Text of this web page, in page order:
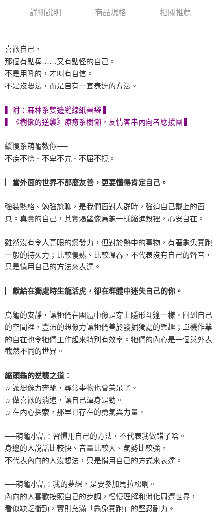
每筆NT$100，滿NT$499(含以上)免運費
詳細說明 商品規格 相關推薦
喜歡自己，
那個有點棒……又有點怪的自己。
不是用吼的，才叫有自信。
不是沒想法，而是自有一套表達的方法。
▍附：森林系雙邊縫線紙書袋 ▍
▍《樹懶的逆襲》療癒系樹懶，友情客串內向者應援團 ▍
緩慢系萌龜教你──
不疾不徐．不卑不亢．不屈不撓。
▏當外面的世界不那麼友善，更要懂得肯定自己。
強裝熱絡、勉強尬聊，是我們面對人群時，強迫自己戴上的面
具。真實的自己，其實渴望像烏龜一樣縮進殼裡，心安自在。
雖然沒有令人亮眼的爆發力，但對於熱中的事物，有著龜兔賽跑
一般的持久力；比較慢熟、比較溫吞，不代表沒有自己的聲音，
只是慣用自己的方法來表達。
▏獻給在獨處時生龍活虎，卻在群體中迷失自己的你。
烏龜的安靜，讓牠們在團體中像是穿上隱形斗篷一樣。回到自己
的空間裡，豐沛的想像力讓牠們善於發掘獨處的樂趣；單機作業
的自在也令牠們工作起來特別有效率。牠們的內心是一個與外表
截然不同的世界。
縮頭龜的逆襲之道：
♫ 讓想像力奔馳，尋常事物也會美呆了。
♫ 做喜歡的消遣，讓自己渾身是勁。
♫ 在內心探索，那早已存在的勇氣與力量。
──萌龜小語：習慣用自己的方法，不代表我做錯了啥。
身邊的人說話比較快、音量比較大、氣勢比較強，
不代表內向的人沒想法，只是慣用自己的方式來表達。
──萌龜小語：我的夢想，是要參加馬拉松啊。
內向的人喜歡按照自己的步調，慢慢理解和消化周遭世界，
看似缺乏衝勁，實則充滿「龜兔賽跑」的堅忍耐力。